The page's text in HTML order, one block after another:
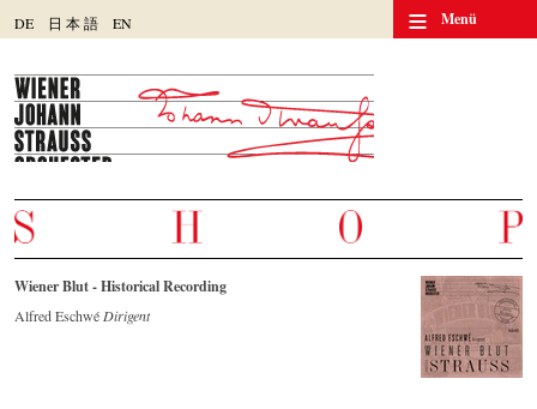
DE 日 本語 EN ≡ Menü
Wiener Blut - Historical Recording
Alfred Eschwé Dirigent